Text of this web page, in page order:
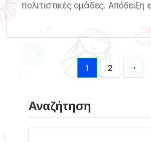
πολιτιστικές ομάδες. Απόδειξη
1 2
Αναζήτηση